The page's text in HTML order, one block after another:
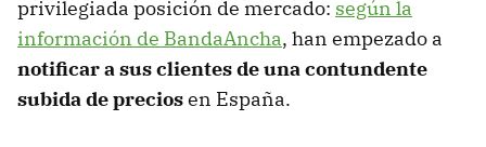
privilegiada posición de mercado: según la
información de BandaAncha, han empezado a
notificar a sus clientes de una contundente
subida de preciosen España.